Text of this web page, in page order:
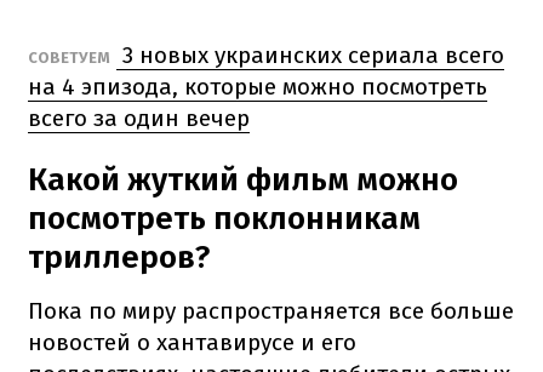
СОВЕТУЕМ
3 новых украинских сериала всего
на 4 эпизода, которые можно посмотреть
всего за один вечер
Какой жуткий фильм можно
посмотреть поклонникам
триллеров?
Пока по миру распространяется все больше
новостей о хантавирусе и его